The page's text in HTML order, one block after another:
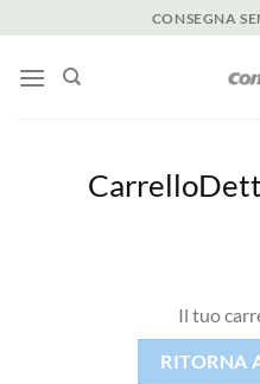
ai
contenuti
CONSEGNA
Carrello
Il tuo
RITORNA